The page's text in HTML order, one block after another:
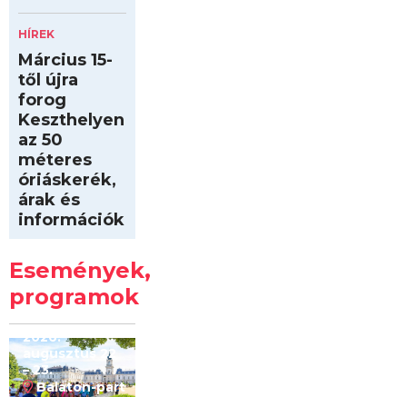
HÍREK
Március 15-
től újra
forog
Keszthelyen
az 50
méteres
óriáskerék,
árak és
információk
Események,
programok
Kilóméterek
2026
2026.
augusztus 22
– 23.
Balaton-part